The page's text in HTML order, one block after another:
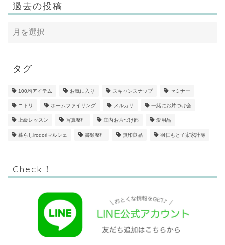
過去の投稿
タグ
100均アイテム お気に入り スキャンスナップ セミナー
ニトリ ホームファイリング メルカリ 一緒にお片づけ会
上級レッスン 写真整理 庄内お片づけ部 愛用品
暮らしirodoriマルシェ 書類整理 無印良品 羽仁もと子案家計簿
Check！